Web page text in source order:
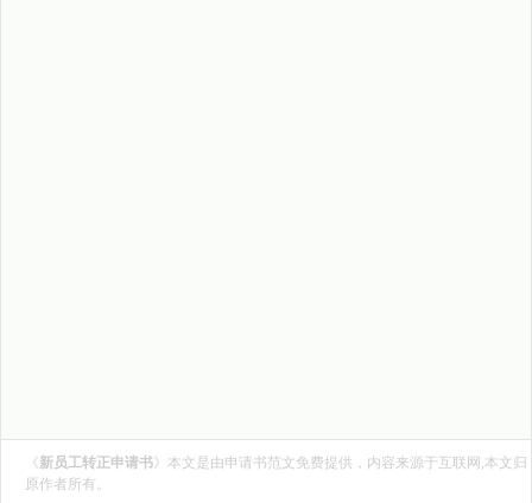
《新员工转正申请书》本文是由申请书范文免费提供，内容来源于互联网,本文归
原作者所有。